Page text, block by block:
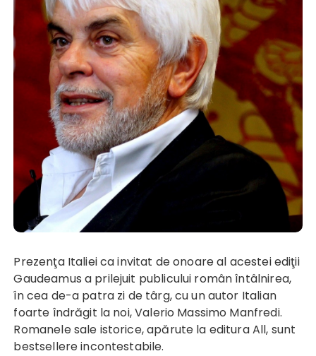
Prezenţa Italiei ca invitat de onoare al acestei ediţii
Gaudeamus a prilejuit publicului român întâlnirea,
în cea de-a patra zi de târg, cu un autor Italian
foarte îndrăgit la noi, Valerio Massimo Manfredi.
Romanele sale istorice, apărute la editura All, sunt
bestsellere incontestabile.